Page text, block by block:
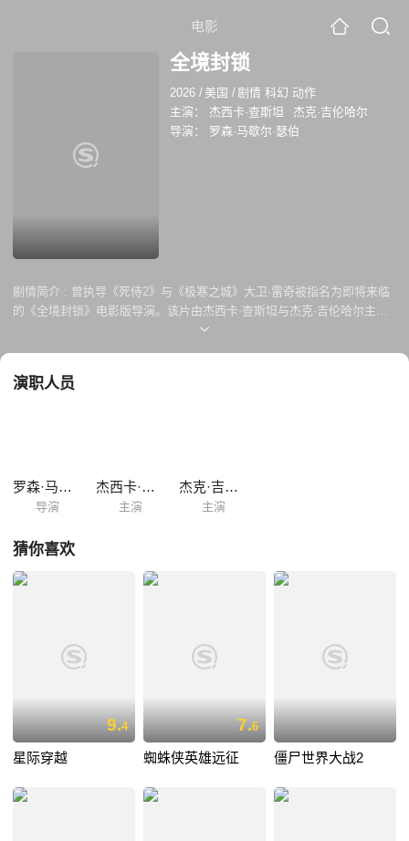
电影
全境封锁
2026 / 美国 /剧情 科幻 动作
主演：
杰西卡·查斯坦
杰克·吉伦哈尔
导演：
罗森·马歇尔·瑟伯
剧情简介 : 曾执导《死侍2》与《极寒之城》大卫·雷奇被指名为即将来临
的《全境封锁》电影版导演。该片由杰西卡·查斯坦与杰克·吉伦哈尔主
演，《全境封锁》的故事背景设定于纽约市，黑色星期五纸币交易造成的
演职人员
罗森·马歇尔·瑟伯
导演
杰西卡·查斯坦
主演
杰克·吉伦哈尔
主演
猜你喜欢
9.4
星际穿越
7.6
蜘蛛侠英雄远征 僵尸世界大战2